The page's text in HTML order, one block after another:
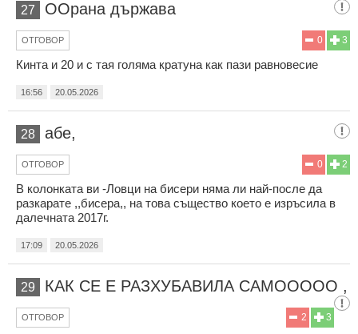
27 ООрана държава
3
0
ОТГОВОР
Кинта и 20 и с тая голяма кратуна как пази равновесие
16:56 20.05.2026
28 абе,
2
0
ОТГОВОР
В колонката ви -Ловци на бисери няма ли най-после да
разкарате ,,бисера,, на това същество което е изръсила в
далечната 2017г.
17:09 20.05.2026
29 КАК СЕ Е РАЗХУБАВИЛА САМООООО ,
3
2
ОТГОВОР